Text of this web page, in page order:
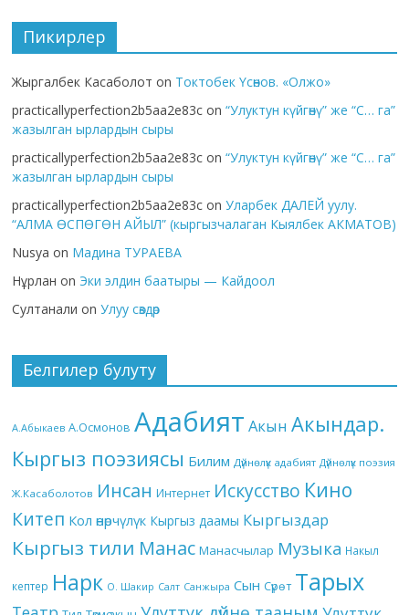
Пикирлер
Жыргалбек Касаболот on Токтобек Үсөнов. «Олжо»
practicallyperfection2b5aa2e83c on“Улуктун күйгөнү” же “С… га”
жазылган ырлардын сыры
practicallyperfection2b5aa2e83c on“Улуктун күйгөнү” же “С… га”
жазылган ырлардын сыры
practicallyperfection2b5aa2e83c onУларбек ДАЛЕЙ уулу.
“АЛМА ӨСПӨГӨН АЙЫЛ” (кыргызчалаган Кыялбек АКМАТОВ)
Nusya on Мадина ТУРАЕВА
Нұрлан on Эки элдин баатыры — Кайдоол
Султанали onУлуу сөздөр
Белгилер булуту
А.Абыкаев А.Осмонов Адабият Акын Акындар.
Кыргыз поэзиясы Билим Дүйнөлүк адабият Дүйнөлүк поэзия
Ж.Касаболотов Инсан Интернет Искусство Кино
Китеп Кол өнөрчүлүк Кыргыз даамы Кыргыздар
Кыргыз тили Манас Манасчылар Музыка Накыл
кептер Нарк О. Шакир Салт Санжыра Сын Сүрөт Тарых